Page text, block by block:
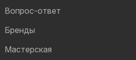
Вопрос-ответ
Бренды
Мастерская